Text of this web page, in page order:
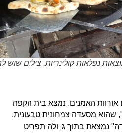
נפלאות קולינריות. צילום שוש להב
האמנים, נמצא בית הקפה
מסעדה צמחונית טבעונית.
בתוך גן ולה תפריט